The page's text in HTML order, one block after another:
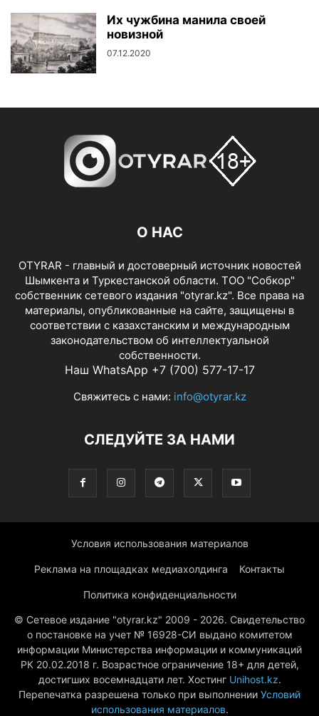
Их чужбина манила своей
новизной
07.12.2020
О НАС
OTYRAR - главный и достоверный источник новостей
Шымкента и Туркестанской области. ТОО "Собкор"
собственник сетевого издания "otyrar.kz". Все права на
материалы, опубликованные на сайте, защищены в
соответствии с казахстанским и международным
законодательством об интеллектуальной
собственности.
Наш WhatsApp +7 (700) 577-17-17
Свяжитесь с нами: info@otyrar.kz
СЛЕДУЙТЕ ЗА НАМИ
Условия использования материалов
Реклама на площадках медиахолдинга Контакты
Политика конфиденциальности
© Сетевое издание "otyrar.kz" 2009 - 2026. Свидетельство
о постановке на учет № 16928-СИ выдано комитетом
информации Министерства информации и коммуникаций
РК 20.02.2018 г. Возрастное ограничение 18+ для детей,
достигших восемнадцати лет. Хостинг Unihost.kz.
Перепечатка разрешена только при выполнении Условий
использования материалов.